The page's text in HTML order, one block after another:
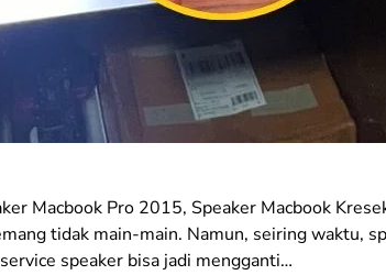
Macbook Pro 2015, Speaker Macbook
tidak main-main. Namun, seiring waktu,
speaker bisa jadi mengganti…